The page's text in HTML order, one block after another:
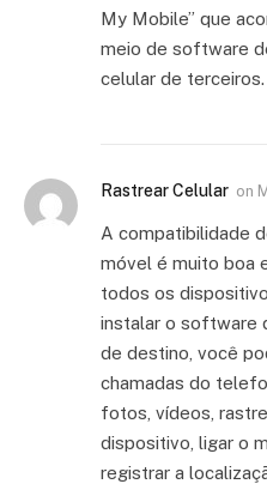
My Mobile” que
meio de software
celular de terceiros.
Rastrear Celular on
A compatibilidade
móvel é muito boa
todos os
instalar o software
de destino, você
chamadas do
fotos, vídeos,
dispositivo, ligar o
registrar a